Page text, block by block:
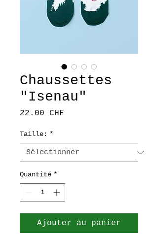
Chaussettes
"Isenau"
22.00 CHF
Taille: *
Quantité *
Ajouter au panier